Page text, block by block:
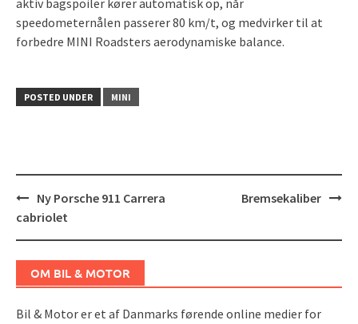
aktiv bagspoiler kører automatisk op, når
speedometernålen passerer 80 km/t, og medvirker til at
forbedre MINI Roadsters aerodynamiske balance.
POSTED UNDER MINI
Post
navigation
Ny Porsche 911 Carrera
cabriolet
Bremsekaliber
OM BIL & MOTOR
Bil & Motor er et af Danmarks førende online medier for